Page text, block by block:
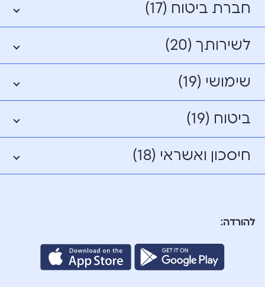
חברת ביטוח (17)
לשירותך (20)
שימושי (19)
ביטוח (19)
חיסכון ואשראי (18)
להורדה: